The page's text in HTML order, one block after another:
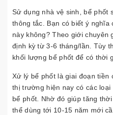
Sử dụng nhà vệ sinh, bể phốt
thông tắc. Bạn có biết ý nghĩa
này không? Theo giới chuyên
định kỳ từ 3-6 tháng/lần. Tùy
khối lượng bể phốt để có thời
Xử lý bể phốt là giai đoạn tiền
thị trường hiện nay có các
bể phốt. Nhờ đó giúp tăng
thể dùng tới 10-15 năm mới